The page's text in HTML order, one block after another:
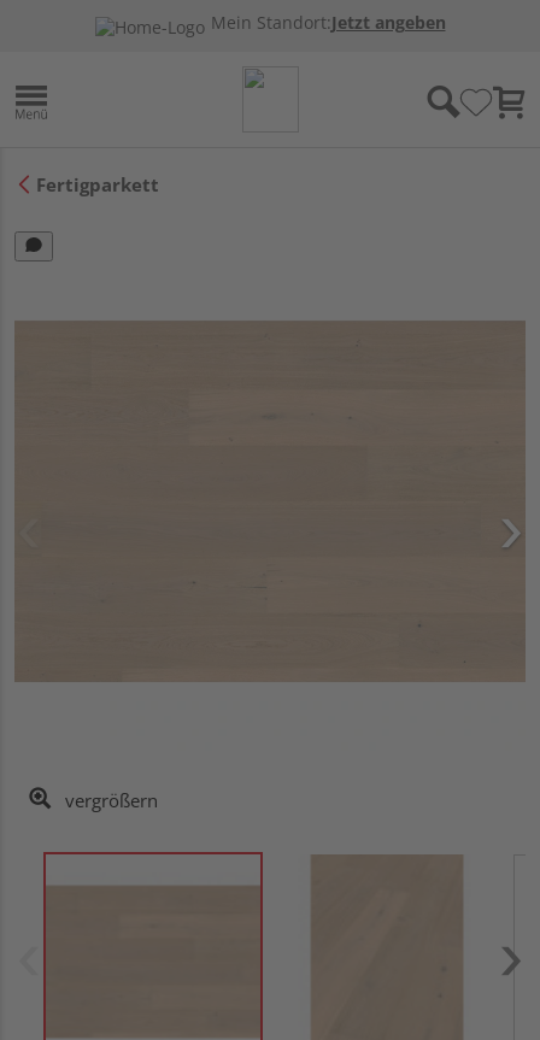
Mein Standort:Jetzt angeben
Fertigparkett
vergrößern